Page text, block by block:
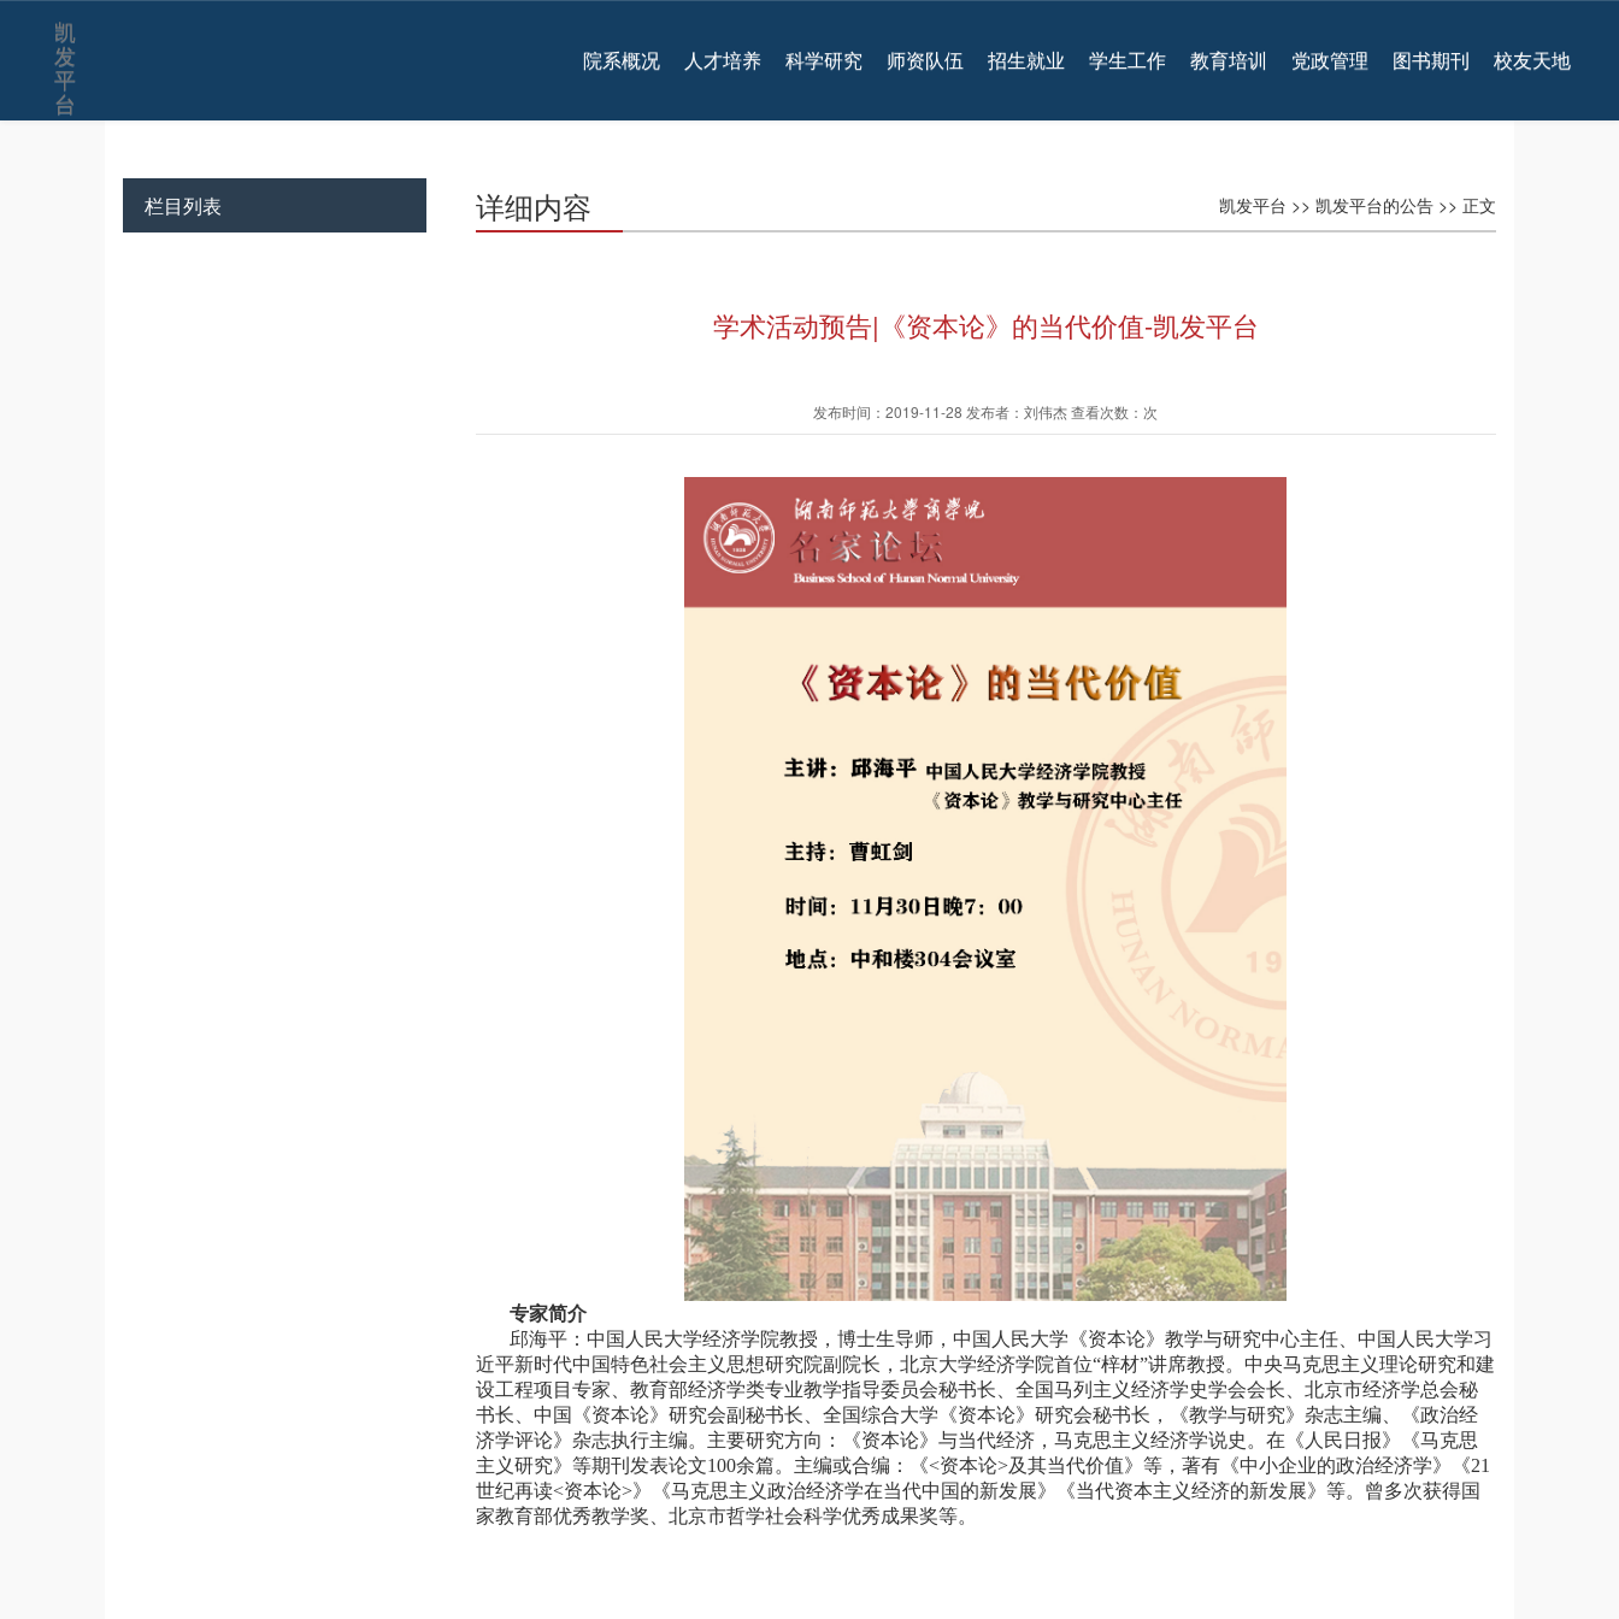
凯
发
平
台
院系概况 人才培养 科学研究 师资队伍 招生就业 学生工作 教育培训 党政管理 图书期刊 校友天地
栏目列表 凯发平台 >> 凯发平台的公告 >> 正文
详细内容
学术活动预告|《资本论》的当代价值-凯发平台
发布时间：2019-11-28 发布者：刘伟杰 查看次数：次
专家简介
邱海平：中国人民大学经济学院教授，博士生导师，中国人民大学《资本论》教学与研究中心主任、中国人民大学习
近平新时代中国特色社会主义思想研究院副院长，北京大学经济学院首位“梓材”讲席教授。中央马克思主义理论研究和建
设工程项目专家、教育部经济学类专业教学指导委员会秘书长、全国马列主义经济学史学会会长、北京市经济学总会秘
书长、中国《资本论》研究会副秘书长、全国综合大学《资本论》研究会秘书长，《教学与研究》杂志主编、《政治经
济学评论》杂志执行主编。主要研究方向：《资本论》与当代经济，马克思主义经济学说史。在《人民日报》《马克思
主义研究》等期刊发表论文100余篇。主编或合编：《<资本论>及其当代价值》等，著有《中小企业的政治经济学》《21
世纪再读<资本论>》《马克思主义政治经济学在当代中国的新发展》《当代资本主义经济的新发展》等。曾多次获得国
家教育部优秀教学奖、北京市哲学社会科学优秀成果奖等。